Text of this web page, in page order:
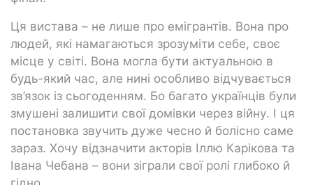
Ця вистава – не лише про емігрантів. Вона про
людей, які намагаються зрозуміти себе, своє
місце у світі. Вона могла бути актуальною в
будь-який час, але нині особливо відчувається
зв’язок із сьогоденням. Бо багато українців були
змушені залишити свої домівки через війну. І ця
постановка звучить дуже чесно й болісно саме
зараз. Хочу відзначити акторів Іллю Карікова та
Івана Чебана – вони зіграли свої ролі глибоко й